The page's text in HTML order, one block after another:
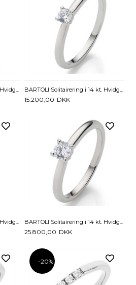
15.200,00 DKK
BARTOLI Solitairering i 14 kt. Hvidguld med Diamant - 0,20 ct BARTOLI Solitairering i 14 kt. Hvidguld med Diamant - 0,25 ct
25.800,00 DKK
-20%